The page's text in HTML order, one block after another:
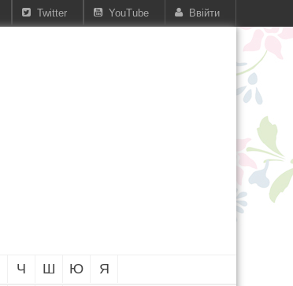
Ввійти
YouTube
Twitter
Ч Ш Ю
Я